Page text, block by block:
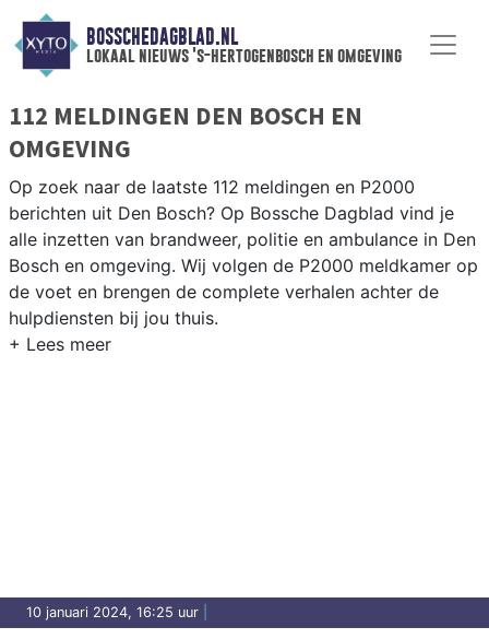
BOSSCHEDAGBLAD.NL
lokaal nieuws 's-hertogenbosch en omgeving
112 MELDINGEN DEN BOSCH EN
OMGEVING
Op zoek naar de laatste 112 meldingen en P2000
berichten uit Den Bosch? Op Bossche Dagblad vind je
alle inzetten van brandweer, politie en ambulance in Den
Bosch en omgeving. Wij volgen de P2000 meldkamer op
de voet en brengen de complete verhalen achter de
hulpdiensten bij jou thuis.
10 januari 2024, 16:25 uur